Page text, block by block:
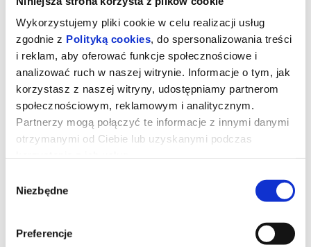
Wykorzystujemy pliki cookie w celu realizacji usług
zgodnie z Polityką cookies, do spersonalizowania treści
i reklam, aby oferować funkcje społecznościowe i
analizować ruch w naszej witrynie. Informacje o tym, jak
korzystasz z naszej witryny, udostępniamy partnerom
społecznościowym, reklamowym i analitycznym.
Partnerzy mogą połączyć te informacje z innymi danymi
otrzymanymi od Ciebie lub uzyskanymi podczas
zgody
Niezbędne
Preferencje
Sny o słoniach
Szaleni naukowcy i podróżnicy to ulubieni bohaterowie filmów
Wernera Herzoga. Tym razem reżyser skupia się na poszukiwaniu
olbrzymich słoni-duchów, których daleki krewny został